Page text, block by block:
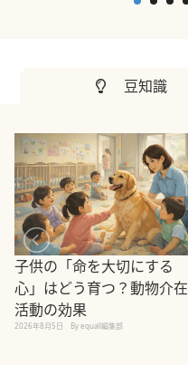
豆知識
子供の「命を大切にする
心」はどう育つ？動物介在
活動の効果
2026年8月5日 By equall編集部